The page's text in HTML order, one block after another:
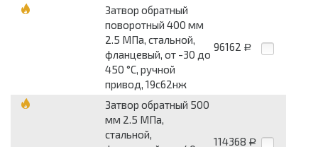
Затвор обратный
поворотный 400 мм
2.5 МПа, стальной,
фланцевый, от -30 до
450 °С, ручной
привод, 19с62нж
96162 Р
Затвор обратный 500
мм 2.5 МПа,
стальной,
114368 Р